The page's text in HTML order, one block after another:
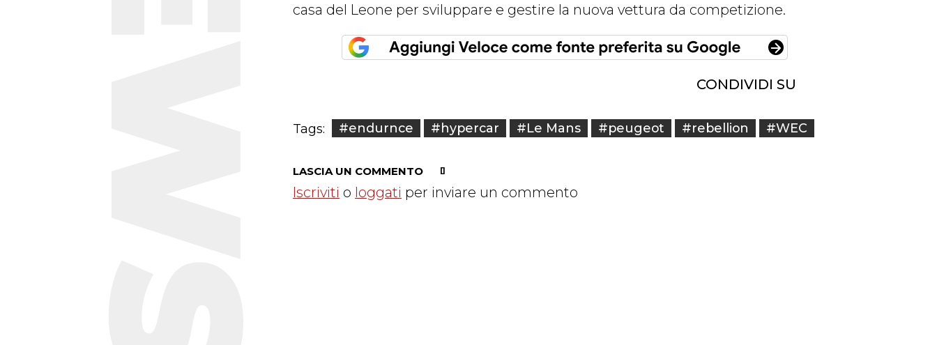
casa del Leone per sviluppare e gestire la nuova vettura da competizione.
CONDIVIDI SU
Tags: #endurnce #hypercar #Le Mans #peugeot #rebellion #WEC
LASCIA UN COMMENTO
Iscriviti o loggati per inviare un commento